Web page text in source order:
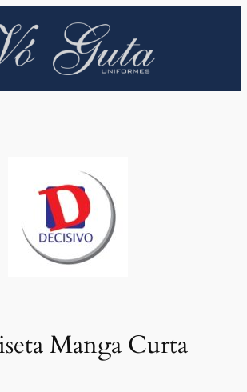
Manga Curta